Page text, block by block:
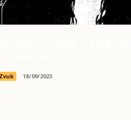
Zvuk 18/09/2023